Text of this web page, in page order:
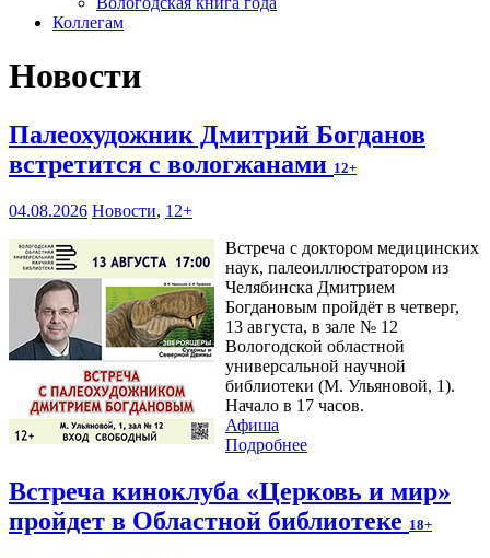
Коллегам
Новости
Палеохудожник Дмитрий Богданов
встретится с вологжанами 12+
04.08.2026 Новости, 12+
Встреча с доктором медицинских
наук, палеоиллюстратором из
Челябинска Дмитрием
Богдановым пройдёт в четверг,
13 августа, в зале № 12
Вологодской областной
универсальной научной
библиотеки (М. Ульяновой, 1).
Начало в 17 часов.
Афиша
Подробнее
Встреча киноклуба «Церковь и мир»
пройдет в Областной библиотеке 18+